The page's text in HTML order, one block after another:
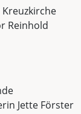
Reinhold
Jette Förster